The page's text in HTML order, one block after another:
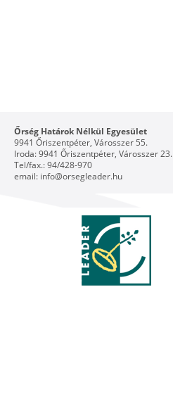
Őrség Határok Nélkül Egyesület
9941 Őriszentpéter, Városszer 55.
Iroda: 9941 Őriszentpéter, Városszer 23.
Tel/fax.: 94/428-970
email: info@orsegleader.hu